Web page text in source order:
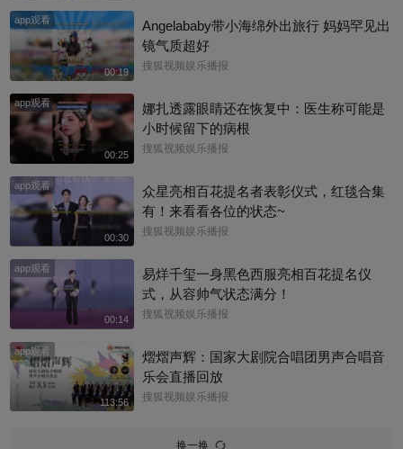
app观看
00:19
Angelababy带小海绵外出旅行 妈妈罕见出
镜气质超好
搜狐视频娱乐播报
app观看
00:25
娜扎透露眼睛还在恢复中：医生称可能是
小时候留下的病根
搜狐视频娱乐播报
app观看
00:30
众星亮相百花提名者表彰仪式，红毯合集
有！来看看各位的状态~
搜狐视频娱乐播报
app观看
00:14
易烊千玺一身黑色西服亮相百花提名仪
式，从容帅气状态满分！
搜狐视频娱乐播报
app观看
113:56
熠熠声辉：国家大剧院合唱团男声合唱音
乐会直播回放
搜狐视频娱乐播报
换一换